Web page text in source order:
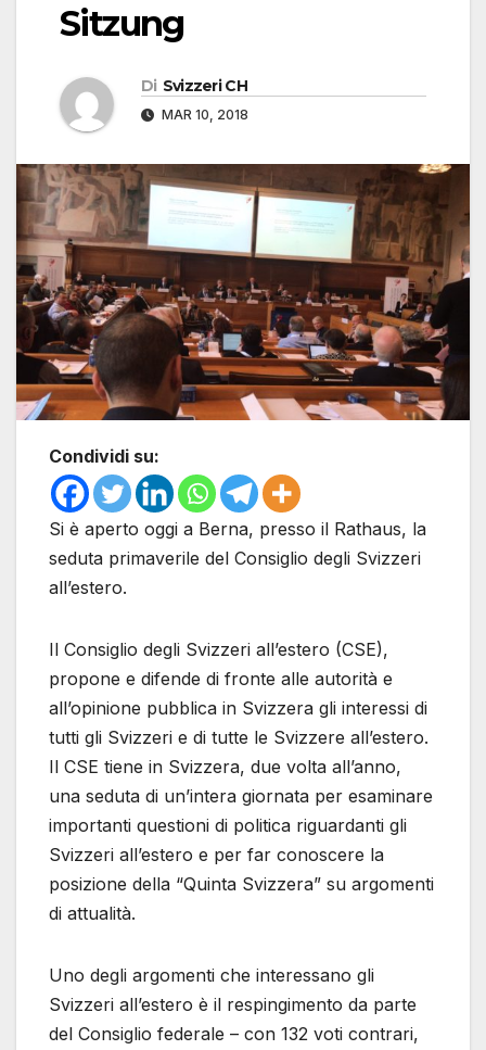
Sitzung
Di Svizzeri CH
MAR 10, 2018
Condividi su:
Si è aperto oggi a Berna, presso il Rathaus, la
seduta primaverile del Consiglio degli Svizzeri
all’estero.
Il Consiglio degli Svizzeri all’estero (CSE),
propone e difende di fronte alle autorità e
all’opinione pubblica in Svizzera gli interessi di
tutti gli Svizzeri e di tutte le Svizzere all’estero.
Il CSE tiene in Svizzera, due volta all’anno,
una seduta di un’intera giornata per esaminare
importanti questioni di politica riguardanti gli
Svizzeri all’estero e per far conoscere la
posizione della “Quinta Svizzera” su argomenti
di attualità.
Uno degli argomenti che interessano gli
Svizzeri all’estero è il respingimento da parte
del Consiglio federale – con 132 voti contrari,